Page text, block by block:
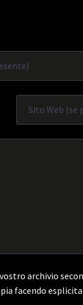
archivio
facendo